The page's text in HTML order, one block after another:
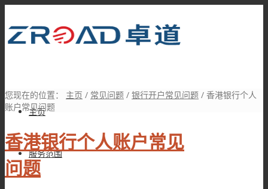
主页
服务范围
您现在的位置： 主页 / 常见问题 / 银行开户常见问题 / 香港银行个人
账户常见问题
香港银行个人账户常见
问题